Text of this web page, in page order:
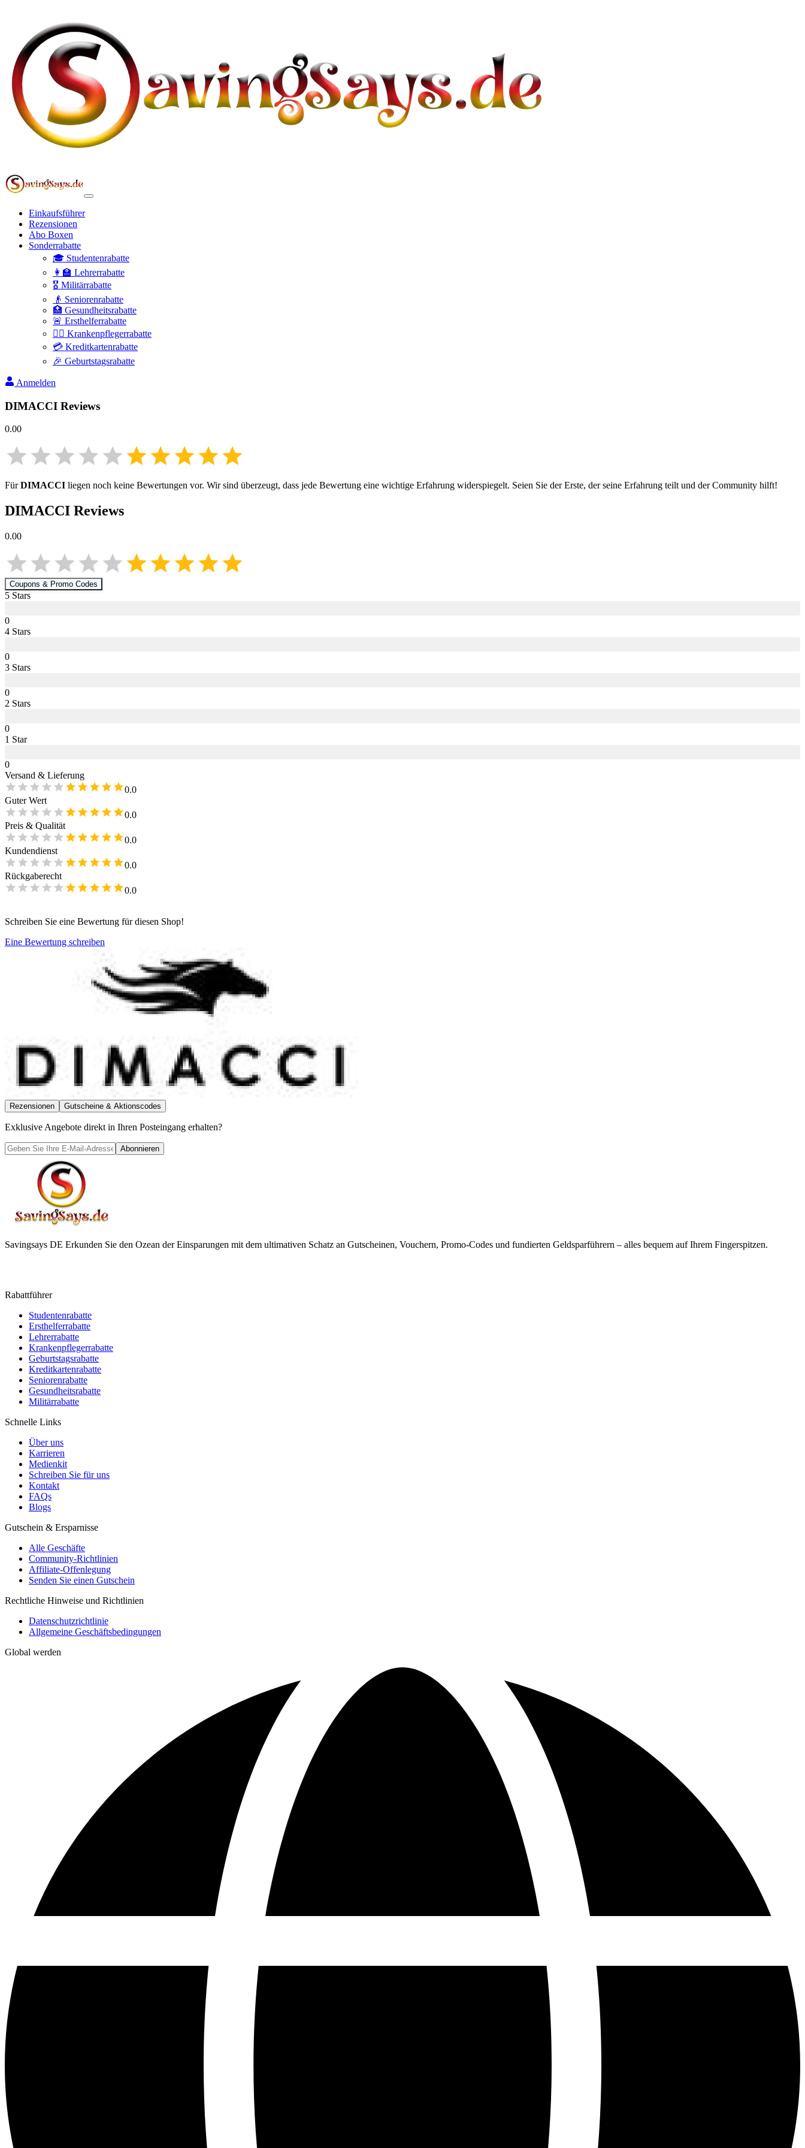
Einkaufsführer
Rezensionen
Abo Boxen
Sonderrabatte
🎓 Studentenrabatte
👩‍🏫 Lehrerrabatte
🎖️ Militärrabatte
👴 Seniorenrabatte
🏥 Gesundheitsrabatte
🚨 Ersthelferrabatte
👩‍⚕️ Krankenpflegerrabatte
💳 Kreditkartenrabatte
🎉 Geburtstagsrabatte
Anmelden
DIMACCI Reviews
0.00
FürDIMACCI liegen noch keine Bewertungen vor. Wir sind überzeugt, dass jede Bewertung eine wichtige Erfahrung widerspiegelt. Seien Sie der Erste, der seine Erfahrung teilt und der Community hilft!
DIMACCI Reviews
0.00
Coupons & Promo Codes
5 Stars
0
4 Stars
0
3 Stars
0
2 Stars
0
1 Star
0
Versand & Lieferung
0.0
Guter Wert
0.0
Preis & Qualität
0.0
Kundendienst
0.0
Rückgaberecht
0.0
Schreiben Sie eine Bewertung für diesen Shop!
Eine Bewertung schreiben
Rezensionen Gutscheine & Aktionscodes
Exklusive Angebote direkt in Ihren Posteingang erhalten?
Abonnieren
Savingsays DE Erkunden Sie den Ozean der Einsparungen mit dem ultimativen Schatz an Gutscheinen, Vouchern, Promo-Codes und fundierten Geldsparführern – alles bequem auf Ihrem Fingerspitzen.
Rabattführer
Studentenrabatte
Ersthelferrabatte
Lehrerrabatte
Krankenpflegerrabatte
Geburtstagsrabatte
Kreditkartenrabatte
Seniorenrabatte
Gesundheitsrabatte
Militärrabatte
Schnelle Links
Über uns
Karrieren
Medienkit
Schreiben Sie für uns
Kontakt
FAQs
Blogs
Gutschein & Ersparnisse
Alle Geschäfte
Community-Richtlinien
Affiliate-Offenlegung
Senden Sie einen Gutschein
Rechtliche Hinweise und Richtlinien
Datenschutzrichtlinie
Allgemeine Geschäftsbedingungen
Global werden